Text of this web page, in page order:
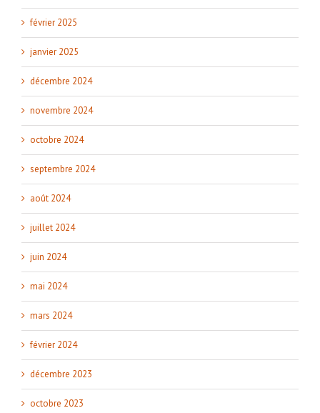
février 2025
janvier 2025
décembre 2024
novembre 2024
octobre 2024
septembre 2024
août 2024
juillet 2024
juin 2024
mai 2024
mars 2024
février 2024
décembre 2023
octobre 2023